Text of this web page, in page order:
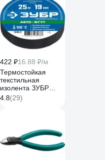
422 ₽16.88 ₽/м
Термостойкая
текстильная
изолента ЗУБР
Авто-Жгут 19 мм х
25 м 1236-2
4.8(29)